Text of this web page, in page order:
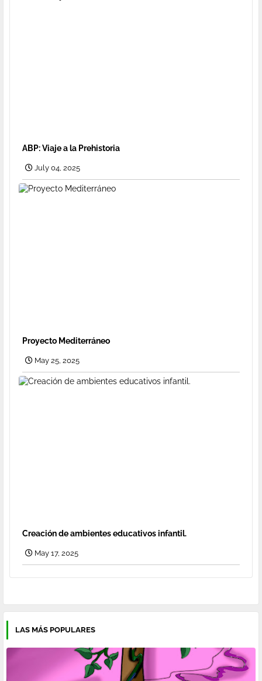
ABP: Viaje a la Prehistoria
July 04, 2025
Proyecto Mediterráneo
May 25, 2025
Creación de ambientes educativos infantil.
May 17, 2025
LAS MÁS POPULARES